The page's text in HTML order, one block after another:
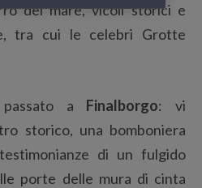
del mare, vicoli storici e
tra cui le celebri Grotte
a Finalborgo: vi
storico, una bomboniera
di un fulgido
porte delle mura di cinta